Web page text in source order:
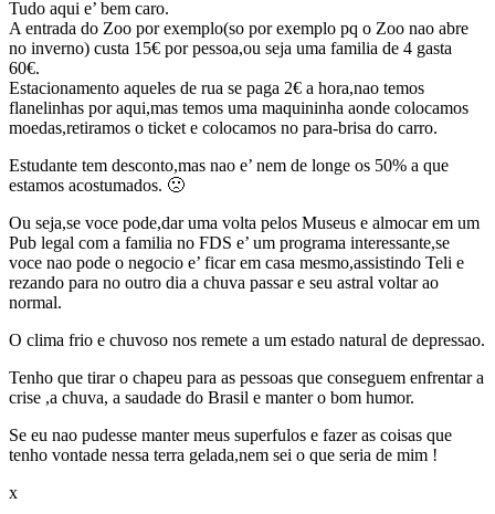
Tudo aqui e’ bem caro.
A entrada do Zoo por exemplo(so por exemplo pq o Zoo nao abre
no inverno) custa 15€ por pessoa,ou seja uma familia de 4 gasta
60€.
Estacionamento aqueles de rua se paga 2€ a hora,nao temos
flanelinhas por aqui,mas temos uma maquininha aonde colocamos
moedas,retiramos o ticket e colocamos no para-brisa do carro.
Estudante tem desconto,mas nao e’ nem de longe os 50% a que
estamos acostumados. 🙁
Ou seja,se voce pode,dar uma volta pelos Museus e almocar em um
Pub legal com a familia no FDS e’ um programa interessante,se
voce nao pode o negocio e’ ficar em casa mesmo,assistindo Teli e
rezando para no outro dia a chuva passar e seu astral voltar ao
normal.
O clima frio e chuvoso nos remete a um estado natural de depressao.
Tenho que tirar o chapeu para as pessoas que conseguem enfrentar a
crise ,a chuva, a saudade do Brasil e manter o bom humor.
Se eu nao pudesse manter meus superfulos e fazer as coisas que
tenho vontade nessa terra gelada,nem sei o que seria de mim !
x